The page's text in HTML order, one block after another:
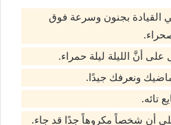
القيادة بجنون وسرعة فوق
على أنَّ الليلة ليلة حمراء.
ونعرفك جيدًا.
تائه.
أن شخصاً مكروهاً جدًا قد جاء.